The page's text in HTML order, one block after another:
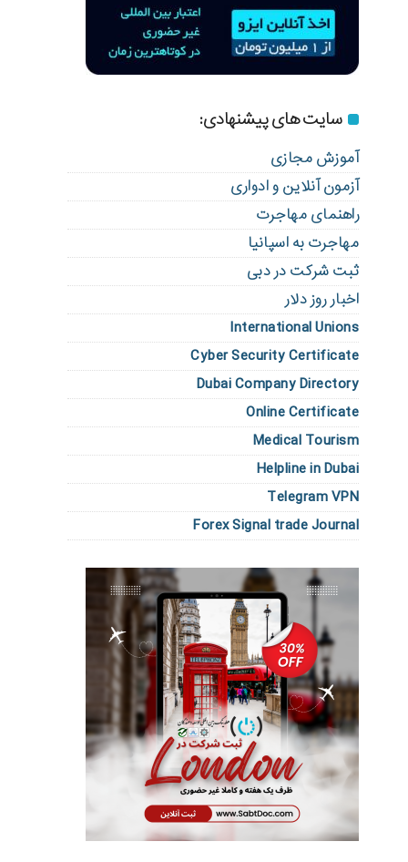
سایت های پیشنهادی:
آموزش مجازی
آزمون آنلاین و ادواری
راهنمای مهاجرت
مهاجرت به اسپانیا
ثبت شرکت در دبی
اخبار روز دلار
International Unions
Cyber Security Certificate
Dubai Company Directory
Online Certificate
Medical Tourism
Helpline in Dubai
Telegram VPN
Forex Signal trade Journal